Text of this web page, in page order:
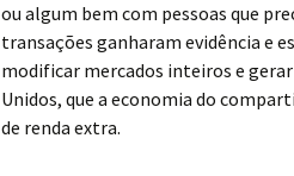
ou algum bem com pessoas que
transações ganharam evidência e
modificar mercados inteiros e
Unidos, que a economia do
de renda extra.